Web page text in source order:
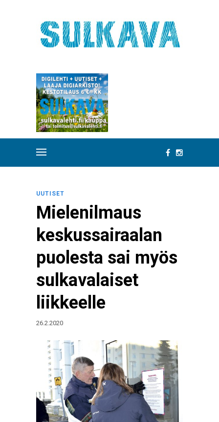
UUTISET
Mielenilmaus
keskussairaalan
puolesta sai myös
sulkavalaiset
liikkeelle
26.2.2020